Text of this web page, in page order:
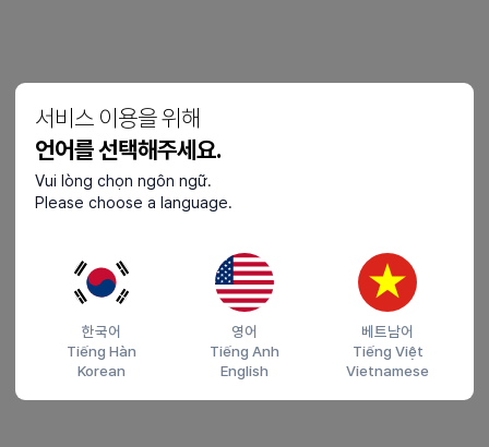
서비스 이용을 위해
언어를 선택해주세요.
Vui lòng chọn ngôn ngữ.
Please choose a language.
한국어
Tiếng Hàn
Korean
영어
Tiếng Anh
English
베트남어
Tiếng Việt
Vietnamese